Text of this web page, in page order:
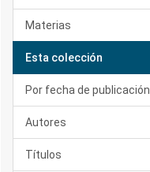
Materias
Esta colección
Por fecha de publicación
Autores
Títulos